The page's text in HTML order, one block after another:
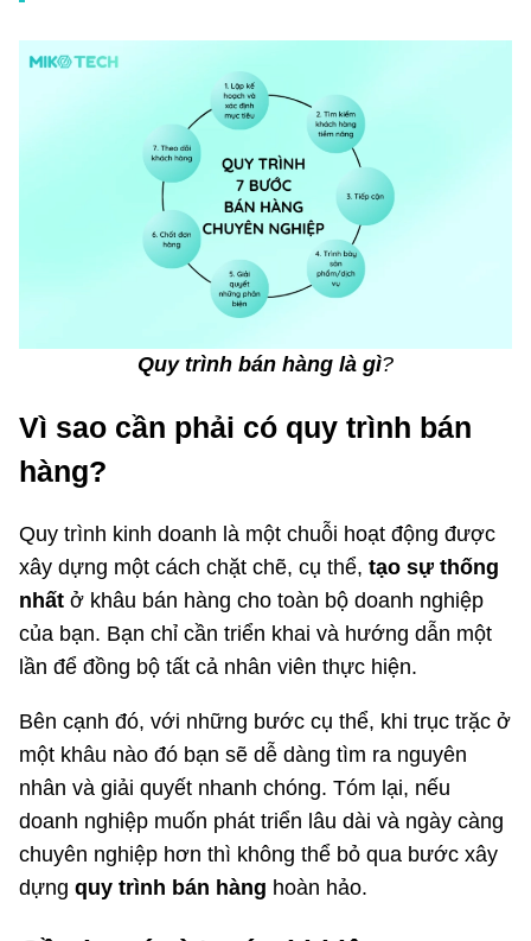
Quy trình bán hàng là gì?
Vì sao cần phải có quy trình bán
hàng?
Quy trình kinh doanh là một chuỗi hoạt động được
xây dựng một cách chặt chẽ, cụ thể, tạo sự thống
nhất ở khâu bán hàng cho toàn bộ doanh nghiệp
của bạn. Bạn chỉ cần triển khai và hướng dẫn một
lần để đồng bộ tất cả nhân viên thực hiện.
Bên cạnh đó, với những bước cụ thể, khi trục trặc ở
một khâu nào đó bạn sẽ dễ dàng tìm ra nguyên
nhân và giải quyết nhanh chóng. Tóm lại, nếu
doanh nghiệp muốn phát triển lâu dài và ngày càng
chuyên nghiệp hơn thì không thể bỏ qua bước xây
dựng quy trình bán hàng hoàn hảo.